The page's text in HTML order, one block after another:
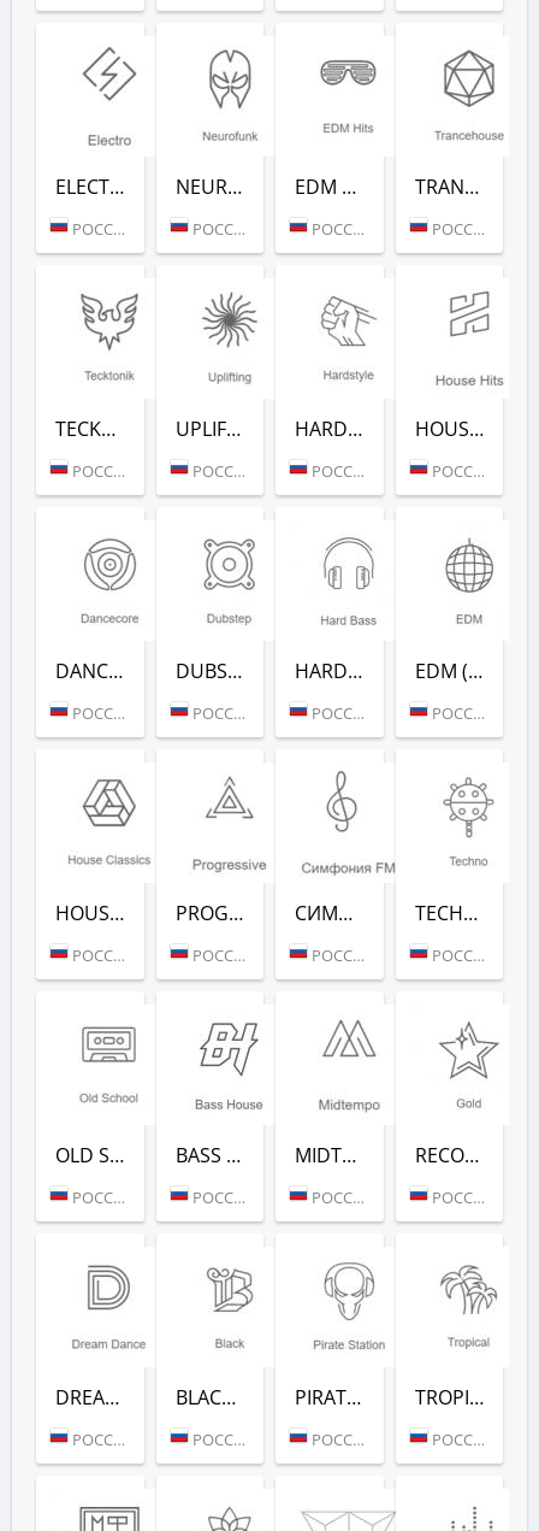
ELECTRO (РАДИО РЕКОРД)
РОССИЯ (МОСКВА)
NEUROFUNK (РАДИО РЕКОРД)
РОССИЯ (МОСКВА)
EDM CLASSICS (РАДИО РЕКОРД)
РОССИЯ (МОСКВА)
TRANCEHOUSE (РАДИО РЕКОРД)
РОССИЯ (МОСКВА)
TECKTONIK (РАДИО РЕКОРД)
РОССИЯ (МОСКВА)
UPLIFTING (РАДИО РЕКОРД)
РОССИЯ (МОСКВА)
HARDSTYLE (РАДИО РЕКОРД)
РОССИЯ (МОСКВА)
HOUSE HITS (РАДИО РЕКОРД)
РОССИЯ (МОСКВА)
DANCECORE (РАДИО РЕКОРД)
РОССИЯ (МОСКВА)
DUBSTEP (РАДИО РЕКОРД)
РОССИЯ (МОСКВА)
HARD BASS (РАДИО РЕКОРД)
РОССИЯ (МОСКВА)
EDM (РАДИО РЕКОРД)
РОССИЯ (МОСКВА)
HOUSE CLASSICS (РАДИО РЕКОРД)
РОССИЯ (МОСКВА)
PROGRESSIVE (РАДИО РЕКОРД)
РОССИЯ (МОСКВА)
СИМФОНИЯ FM (РАДИО РЕКОРД)
РОССИЯ (МОСКВА)
TECHNO (РАДИО РЕКОРД)
РОССИЯ (МОСКВА)
OLD SCHOOL (РАДИО РЕКОРД)
РОССИЯ (МОСКВА)
BASS HOUSE (РАДИО РЕКОРД)
РОССИЯ (МОСКВА)
MIDTEMPO (РАДИО РЕКОРД)
РОССИЯ (МОСКВА)
RECORD GOLD (РАДИО РЕКОРД)
РОССИЯ (МОСКВА)
DREAM DANCE (РАДИО РЕКОРД)
РОССИЯ (МОСКВА)
BLACK RAP (РАДИО РЕКОРД)
РОССИЯ (МОСКВА)
PIRATE STATION (РАДИО РЕКОРД)
РОССИЯ (МОСКВА)
TROPICAL (РАДИО РЕКОРД)
РОССИЯ (МОСКВА)